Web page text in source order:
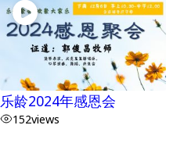
乐龄2024年感恩会
152views